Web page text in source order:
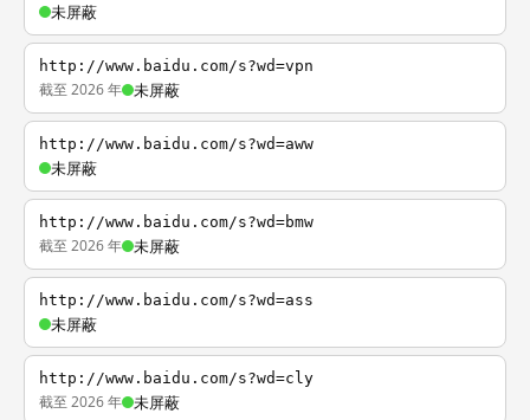
未屏蔽
http://www.baidu.com/s?wd=vpn
截至 2026 年 未屏蔽
http://www.baidu.com/s?wd=aww
未屏蔽
http://www.baidu.com/s?wd=bmw
截至 2026 年 未屏蔽
http://www.baidu.com/s?wd=ass
未屏蔽
http://www.baidu.com/s?wd=cly
截至 2026 年 未屏蔽